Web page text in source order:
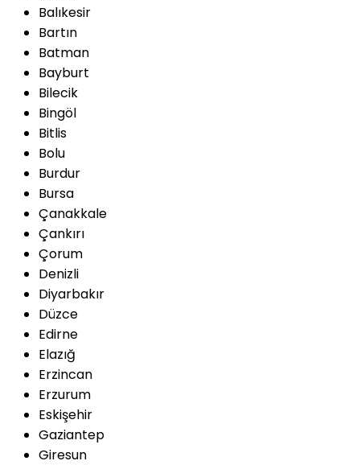
Balıkesir
Bartın
Batman
Bayburt
Bilecik
Bingöl
Bitlis
Bolu
Burdur
Bursa
Çanakkale
Çankırı
Çorum
Denizli
Diyarbakır
Düzce
Edirne
Elazığ
Erzincan
Erzurum
Eskişehir
Gaziantep
Giresun